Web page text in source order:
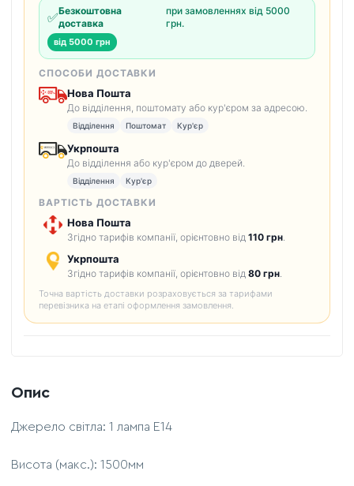
✅Безкоштовна
доставка
при замовленнях від 5000
грн.
від 5000 грн
СПОСОБИ ДОСТАВКИ
Нова Пошта
До відділення, поштомату або кур'єром за адресою.
Відділення Поштомат Кур'єр
Укрпошта
До відділення або кур'єром до дверей.
Відділення Кур'єр
ВАРТІСТЬ ДОСТАВКИ
Нова Пошта
Згідно тарифів компанії, орієнтовно від 110 грн
Укрпошта
Згідно тарифів компанії, орієнтовно від 80 грн
Точна вартість доставки розраховується за тарифами
перевізника на етапі оформлення замовлення.
Опис
Джерело світла: 1 лампа Е14
Висота (макс.): 1500мм